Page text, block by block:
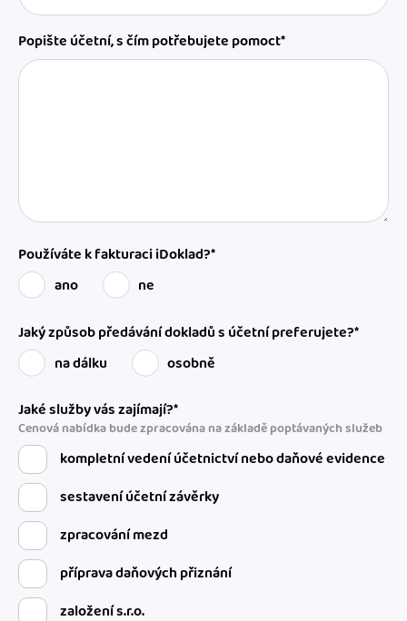
Popište účetní, s čím potřebujete pomoct*
Používáte k fakturaci iDoklad?*
ano
ne
Jaký způsob předávání dokladů s účetní preferujete?*
na dálku
osobně
Jaké služby vás zajímají?*
Cenová nabídka bude zpracována na základě poptávaných služeb
kompletní vedení účetnictví nebo daňové evidence
sestavení účetní závěrky
zpracování mezd
příprava daňových přiznání
založení s.r.o.